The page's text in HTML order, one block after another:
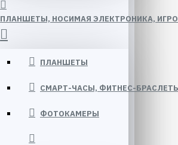
ПЛАНШЕТЫ, НОСИМАЯ ЭЛЕКТРОНИКА,
ПЛАНШЕТЫ
СМАРТ-ЧАСЫ, ФИТНЕС-
ФОТОКАМЕРЫ